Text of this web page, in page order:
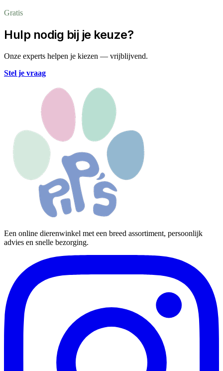
Gratis
Hulp nodig bij je keuze?
Onze experts helpen je kiezen — vrijblijvend.
Stel je vraag
Een online dierenwinkel met een breed assortiment, persoonlijk
advies en snelle bezorging.